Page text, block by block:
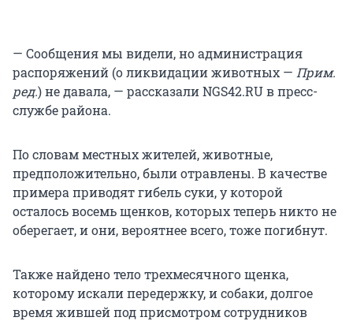
— Сообщения мы видели, но администрация
распоряжений (о ликвидации животных — Прим.
ред.) не давала, — рассказали NGS42.RU в пресс-
службе района.
По словам местных жителей, животные,
предположительно, были отравлены. В качестве
примера приводят гибель суки, у которой
осталось восемь щенков, которых теперь никто не
оберегает, и они, вероятнее всего, тоже погибнут.
Также найдено тело трехмесячного щенка,
которому искали передержку, и собаки, долгое
время жившей под присмотром сотрудников